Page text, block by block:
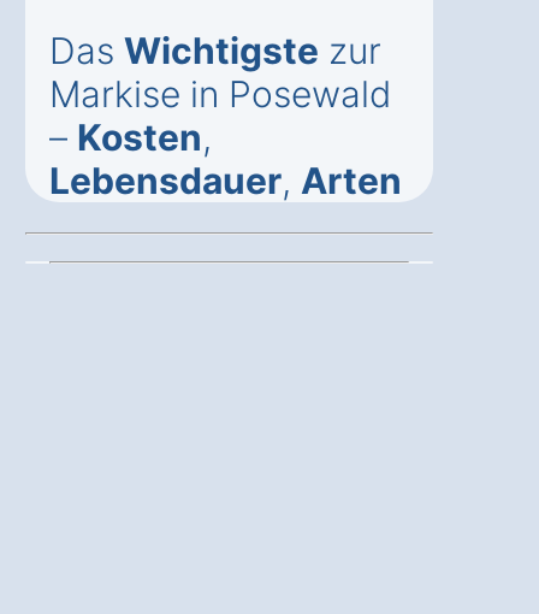
Das Wichtigste zur
Markise in Posewald
– Kosten,
Lebensdauer, Arten